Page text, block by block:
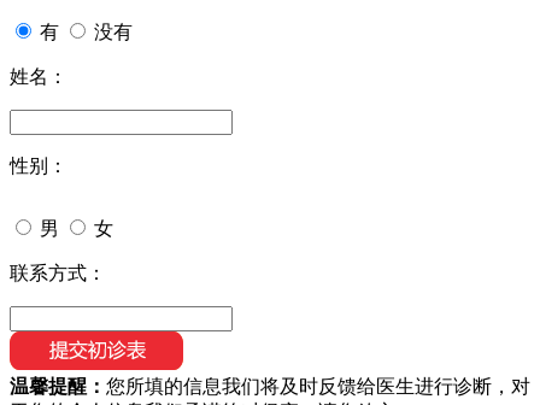
有 没有
姓名：
性别：
男 女
联系方式：
温馨提醒： 您所填的信息我们将及时反馈给医生进行诊断，对